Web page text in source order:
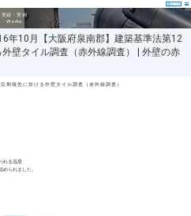
事につ
いて
実績・実例
Works
年10月【大阪府泉南郡】建築基準法第12
壁タイル調査（赤外線調査） | 外壁の赤
期報告に於ける外壁タイル調査（赤外線調査）
れる温度
られました。